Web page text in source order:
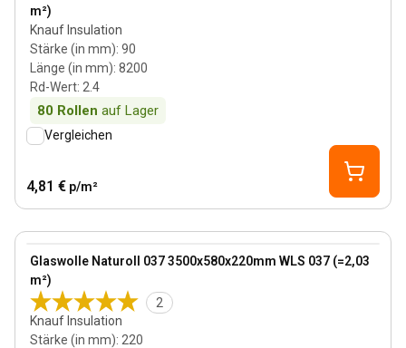
m²)
Knauf Insulation
Stärke (in mm): 90
Länge (in mm): 8200
Rd-Wert: 2.4
80 Rollen auf Lager
Vergleichen
4,81 € p/m²
Glaswolle Naturoll 037 3500x580x220mm WLS 037 (=2,03
m²)
2
Knauf Insulation
Stärke (in mm): 220
View product